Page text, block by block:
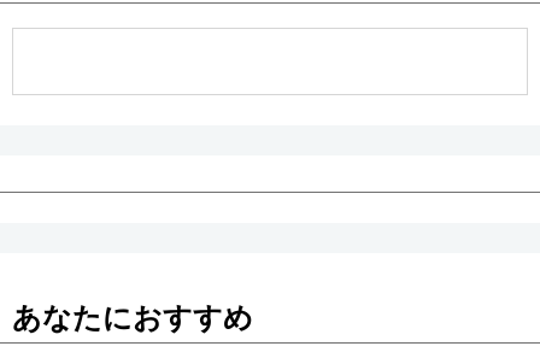
あなたにおすすめ